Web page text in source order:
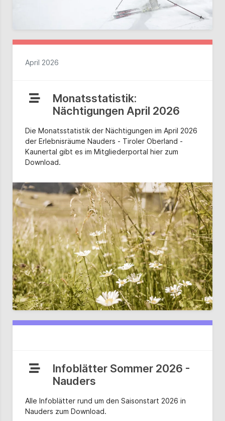
April 2026
Monatsstatistik:
Nächtigungen April 2026
Die Monatsstatistik der Nächtigungen im April 2026
der Erlebnisräume Nauders - Tiroler Oberland -
Kaunertal gibt es im Mitgliederportal hier zum
Download.
Infoblätter Sommer 2026 -
Nauders
Alle Infoblätter rund um den Saisonstart 2026 in
Nauders zum Download.